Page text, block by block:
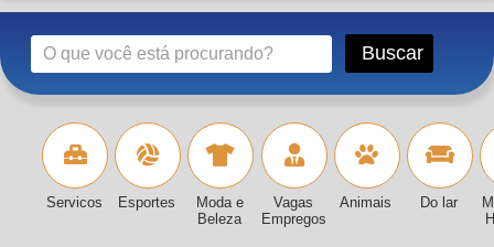
Servicos Esportes
Moda e
Beleza
Vagas
Empregos
Animais Do lar